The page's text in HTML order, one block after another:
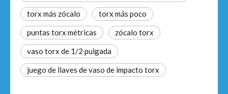
torx más zócalo torx más poco
puntas torx métricas zócalo torx
vaso torx de 1/2 pulgada
juego de llaves de vaso de impacto torx